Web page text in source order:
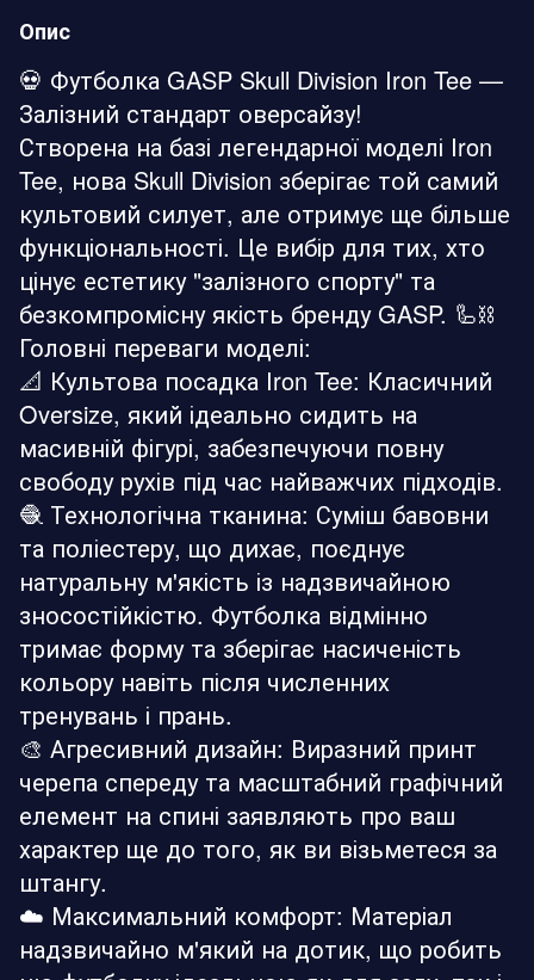
Опис
💀 Футболка GASP Skull Division Iron Tee —
Залізний стандарт оверсайзу!
Створена на базі легендарної моделі Iron
Tee, нова Skull Division зберігає той самий
культовий силует, але отримує ще більше
функціональності. Це вибір для тих, хто
цінує естетику "залізного спорту" та
безкомпромісну якість бренду GASP. 🦾⛓️
Головні переваги моделі:
📐 Культова посадка Iron Tee: Класичний
Oversize, який ідеально сидить на
масивній фігурі, забезпечуючи повну
свободу рухів під час найважчих підходів.
🧶 Технологічна тканина: Суміш бавовни
та поліестеру, що дихає, поєднує
натуральну м'якість із надзвичайною
зносостійкістю. Футболка відмінно
тримає форму та зберігає насиченість
кольору навіть після численних
тренувань і прань.
🎨 Агресивний дизайн: Виразний принт
черепа спереду та масштабний графічний
елемент на спині заявляють про ваш
характер ще до того, як ви візьметеся за
штангу.
☁️ Максимальний комфорт: Матеріал
надзвичайно м'який на дотик, що робить